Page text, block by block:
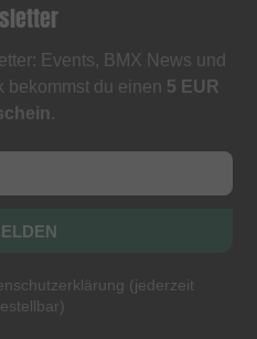
Events, BMX News und
bekommst du einen 5 EUR
.
(jederzeit
)